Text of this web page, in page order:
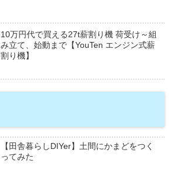
10万円代で買える27t薪割り機 荷受け～組
み立て、始動まで【YouTen エンジン式薪
割り機】
【田舎暮らしDIYer】土間にかまどをつく
ってみた